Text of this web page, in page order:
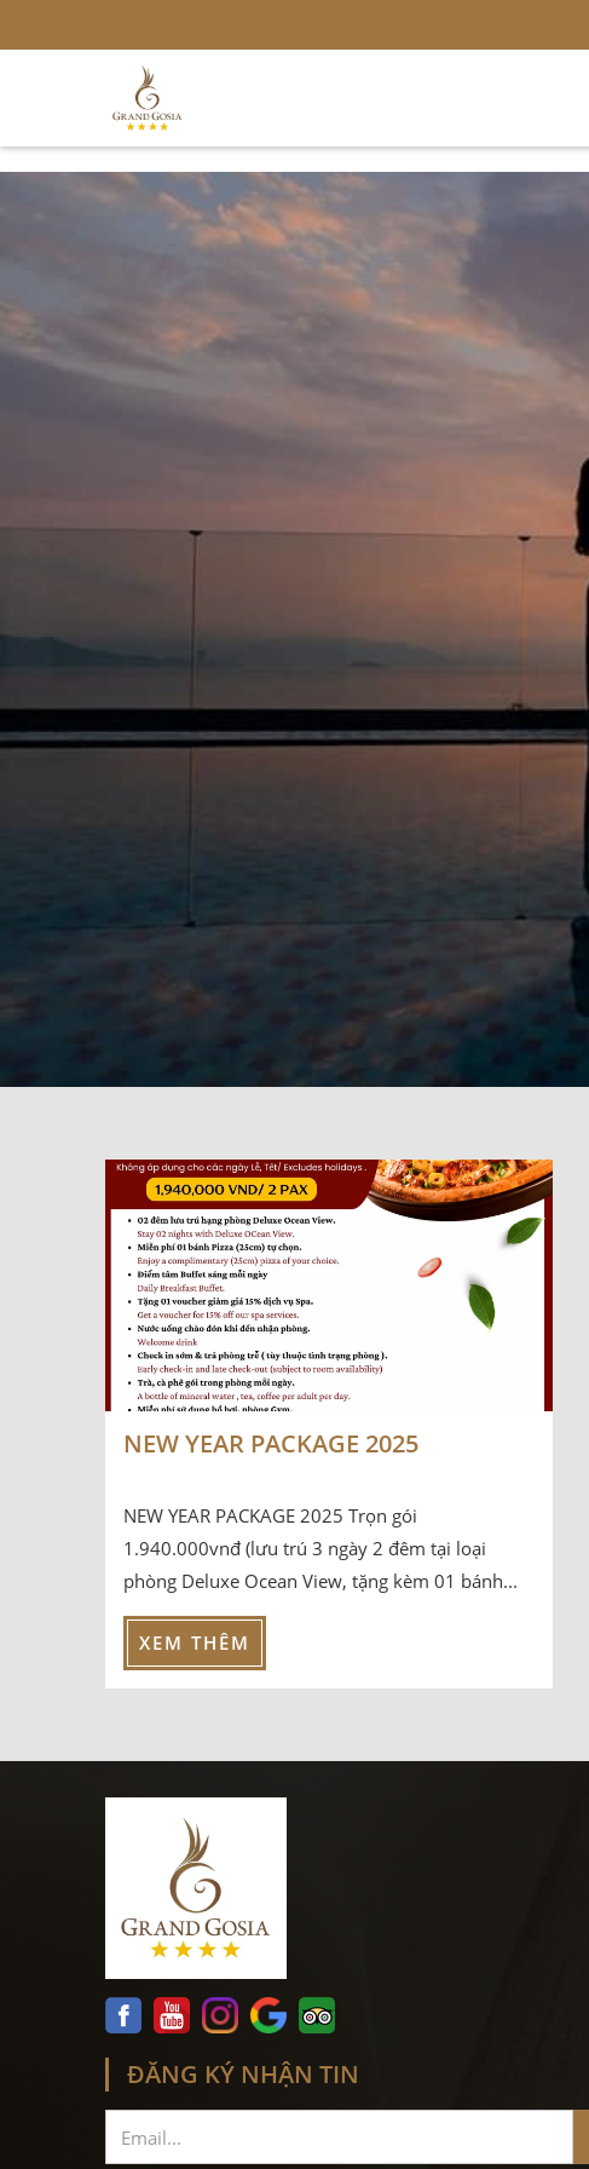
NEW YEAR PACKAGE 2025
NEW YEAR PACKAGE 2025 Trọn gói
1.940.000vnđ (lưu trú 3 ngày 2 đêm tại loại
phòng Deluxe Ocean View, tặng kèm 01 bánh...
XEM THÊM
ĐĂNG KÝ NHẬN TIN